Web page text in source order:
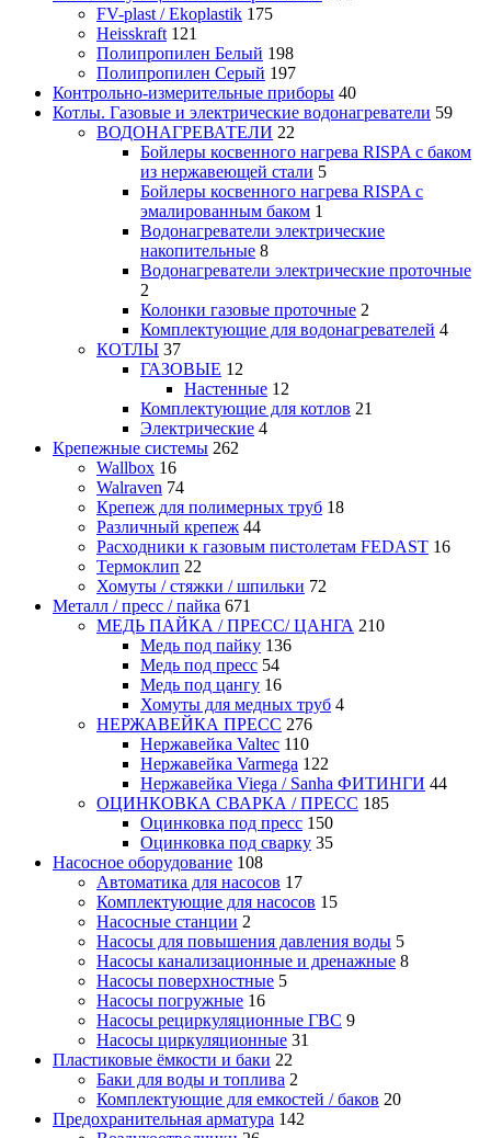
FV-plast / Ekoplastik 175
Heisskraft 121
Полипропилен Белый 198
Полипропилен Серый 197
Контрольно-измерительные приборы 40
Котлы. Газовые и электрические водонагреватели 59
ВОДОНАГРЕВАТЕЛИ 22
Бойлеры косвенного нагрева RISPA с баком
из нержавеющей стали 5
Бойлеры косвенного нагрева RISPA с
эмалированным баком 1
Водонагреватели электрические
накопительные 8
Водонагреватели электрические проточные
2
Колонки газовые проточные 2
Комплектующие для водонагревателей 4
КОТЛЫ 37
ГАЗОВЫЕ 12
Настенные 12
Комплектующие для котлов 21
Электрические 4
Крепежные системы 262
Wallbox 16
Walraven 74
Крепеж для полимерных труб 18
Различный крепеж 44
Расходники к газовым пистолетам FEDAST 16
Термоклип 22
Хомуты / стяжки / шпильки 72
Металл / пресс / пайка 671
МЕДЬ ПАЙКА / ПРЕСС/ ЦАНГА 210
Медь под пайку 136
Медь под пресс 54
Медь под цангу 16
Хомуты для медных труб 4
НЕРЖАВЕЙКА ПРЕСС 276
Нержавейка Valtec 110
Нержавейка Varmega 122
Нержавейка Viega / Sanha ФИТИНГИ 44
ОЦИНКОВКА СВАРКА / ПРЕСС 185
Оцинковка под пресс 150
Оцинковка под сварку 35
Насосное оборудование 108
Автоматика для насосов 17
Комплектующие для насосов 15
Насосные станции 2
Насосы для повышения давления воды 5
Насосы канализационные и дренажные 8
Насосы поверхностные 5
Насосы погружные 16
Насосы рециркуляционные ГВС 9
Насосы циркуляционные 31
Пластиковые ёмкости и баки 22
Баки для воды и топлива 2
Комплектующие для емкостей / баков 20
Предохранительная арматура 142